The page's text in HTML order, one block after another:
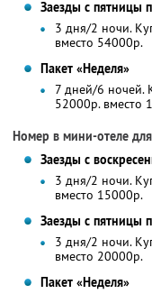
Заезды с пятницы
3 дня/2 ночи.
вместо 54000р.
Пакет «Неделя»
7 дней/6 ночей.
52000р. вместо
Номер в мини-отеле
Заезды с
3 дня/2 ночи.
вместо 15000р.
Заезды с пятницы
3 дня/2 ночи.
вместо 20000р.
Пакет «Неделя»